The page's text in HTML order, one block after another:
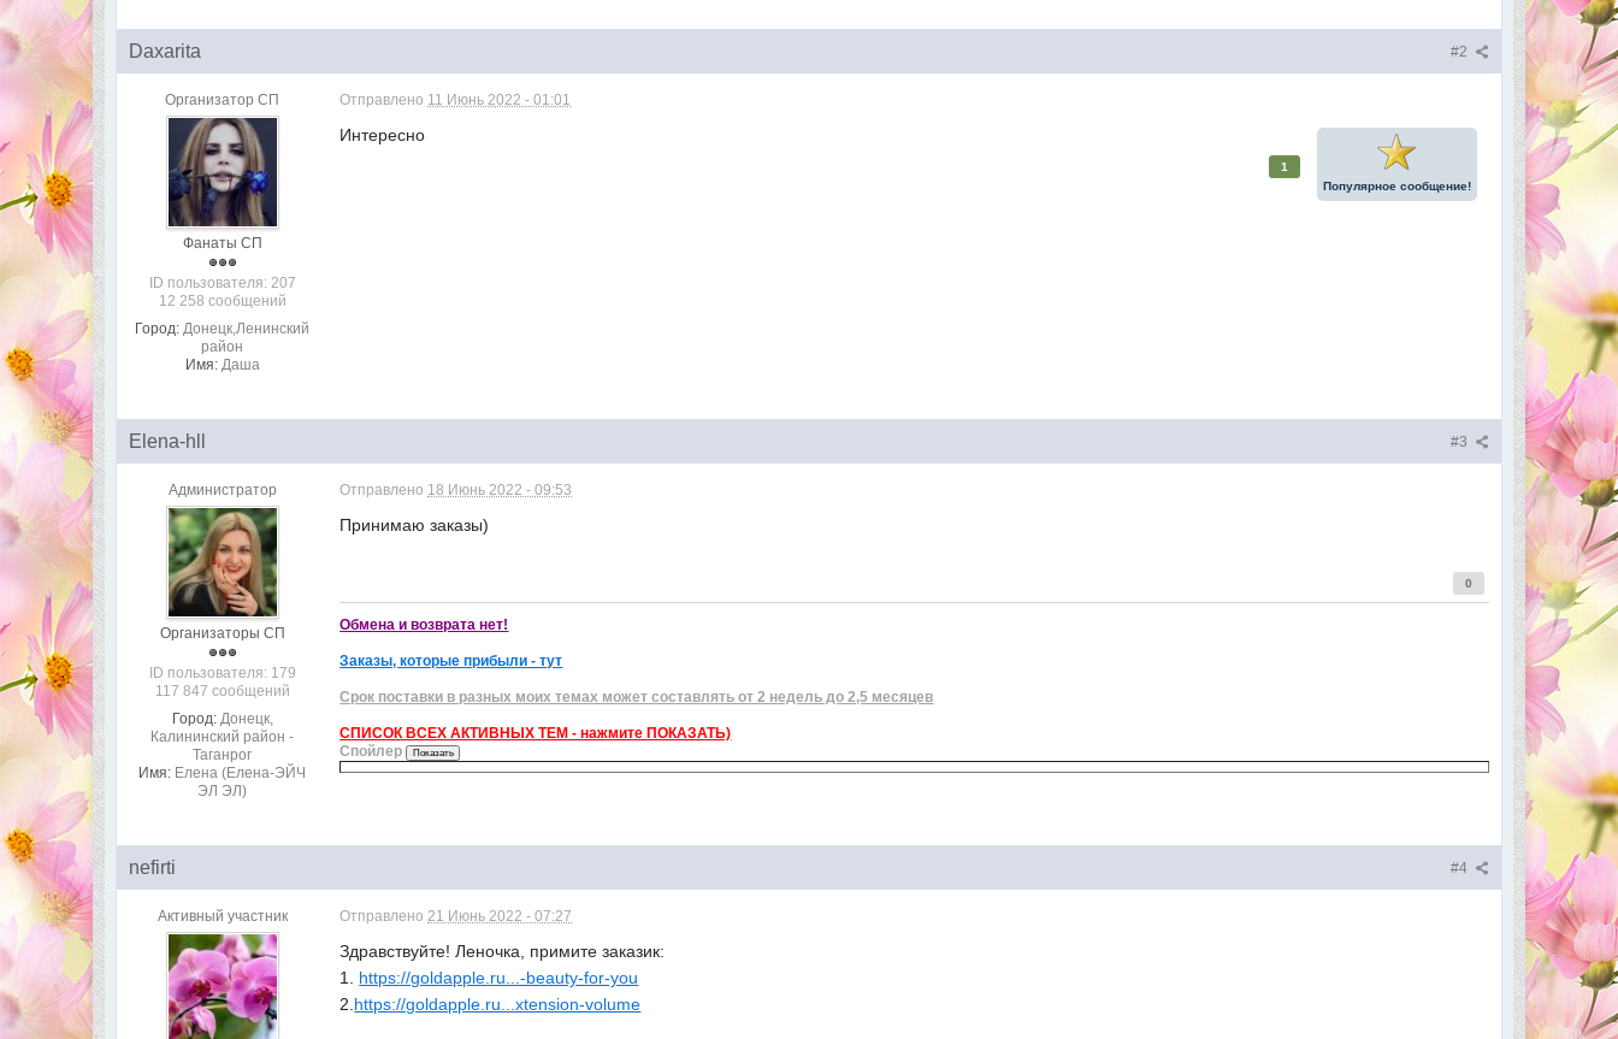
#2
Daxarita
Организатор СП
Фанаты СП
ID пользователя: 207
12 258 сообщений
Город: Донецк,Ленинский
район
Имя: Даша
Отправлено 11 Июнь 2022 - 01:01
Популярное сообщение!
Интересно
1
#3
Elena-hll
Администратор
Организаторы СП
ID пользователя: 179
117 847 сообщений
Город: Донецк,
Калининский район -
Таганрог
Имя: Елена (Елена-ЭЙЧ
ЭЛ ЭЛ)
Отправлено 18 Июнь 2022 - 09:53
Принимаю заказы)
0
Обмена и возврата нет!
Заказы, которые прибыли - тут
Срок поставки в разных моих темах может составлять от 2 недель до 2,5 месяцев
СПИСОК ВСЕХ АКТИВНЫХ ТЕМ - нажмите ПОКАЗАТЬ)
Спойлер
#4
nefirti
Активный участник Отправлено21 Июнь 2022 - 07:27
Здравствуйте! Леночка, примите заказик:
1. https://goldapple.ru...-beauty-for-you
2. https://goldapple.ru...xtension-volume